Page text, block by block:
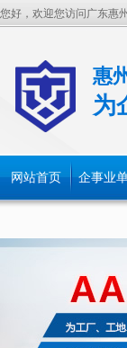
您好，欢迎您访问广东惠
惠
为
网站首页 企事业